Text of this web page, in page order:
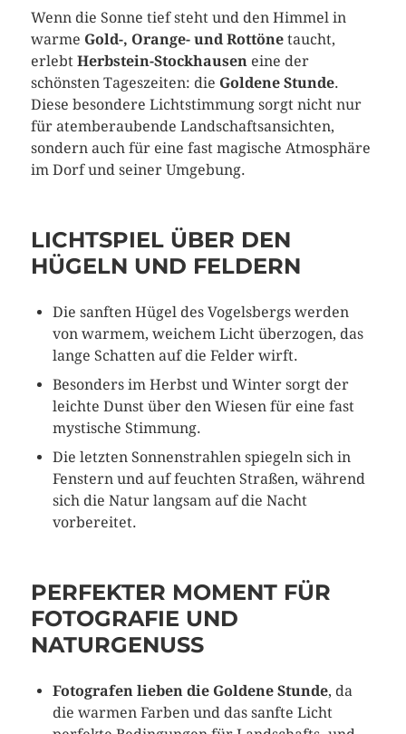
Wenn die Sonne tief steht und den Himmel in
warme Gold-, Orange- und Rottönetaucht,
erlebt Herbstein-Stockhauseneine der
schönsten Tageszeiten: die Goldene Stunde.
Diese besondere Lichtstimmung sorgt nicht nur
für atemberaubende Landschaftsansichten,
sondern auch für eine fast magische Atmosphäre
im Dorf und seiner Umgebung.
LICHTSPIEL ÜBER DEN
HÜGELN UND FELDERN
Die sanften Hügel des Vogelsbergs werden
von warmem, weichem Licht überzogen, das
lange Schatten auf die Felder wirft.
Besonders im Herbst und Winter sorgt der
leichte Dunst über den Wiesen für eine fast
mystische Stimmung.
Die letzten Sonnenstrahlen spiegeln sich in
Fenstern und auf feuchten Straßen, während
sich die Natur langsam auf die Nacht
vorbereitet.
PERFEKTER MOMENT FÜR
FOTOGRAFIE UND
NATURGENUSS
Fotografen lieben die Goldene Stunde, da
die warmen Farben und das sanfte Licht